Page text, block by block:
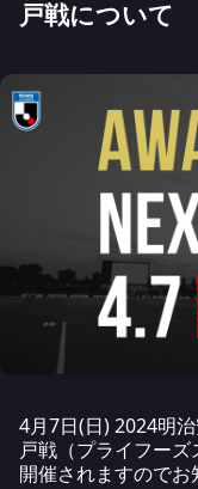
戸戦について
4月7日(日) 2024明
戸戦（プライフー
開催されますのでお